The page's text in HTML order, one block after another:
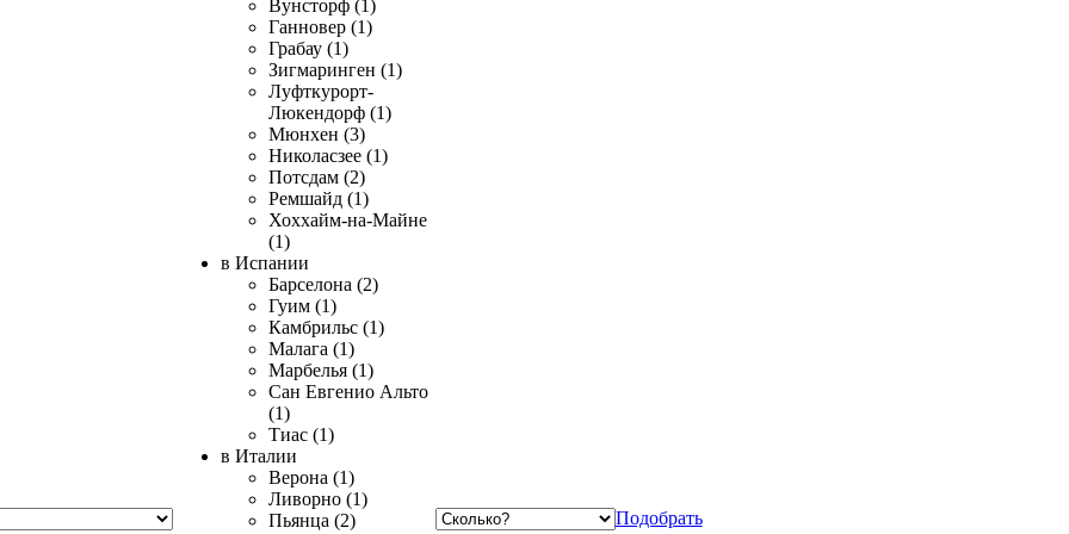
Вунсторф (1)
Ганновер (1)
Грабау (1)
Зигмаринген (1)
Луфткурорт-
Люкендорф (1)
Мюнхен (3)
Николасзее (1)
Потсдам (2)
Ремшайд (1)
Хоххайм-на-Майне
(1)
в Испании
Барселона (2)
Гуим (1)
Камбрильс (1)
Малага (1)
Марбелья (1)
Сан Евгенио Альто
(1)
Тиас (1)
в Италии
Верона (1)
Ливорно (1)
Пьянца (2)
Подобрать